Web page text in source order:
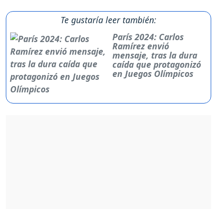
Te gustaría leer también:
París 2024: Carlos
Ramírez envió
mensaje, tras la dura
caída que protagonizó
en Juegos Olímpicos